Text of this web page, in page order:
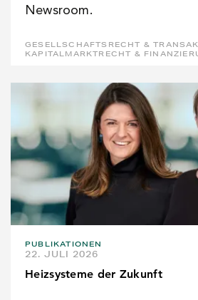
Newsroom.
GESELLSCHAFTSRECHT &
KAPITALMARKTRECHT &
PUBLIKATIONEN
22. JULI 2026
Heizsysteme der Zukunft